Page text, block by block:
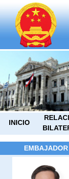
INICIO
EMBAJADOR